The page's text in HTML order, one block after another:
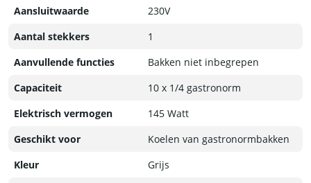
Aansluitwaarde
230V
Aantal stekkers
1
Aanvullende functies
Bakken niet inbegrepen
Capaciteit
10 x 1/4 gastronorm
Elektrisch vermogen
145 Watt
Geschikt voor
Koelen van gastronormbakken
Kleur
Grijs